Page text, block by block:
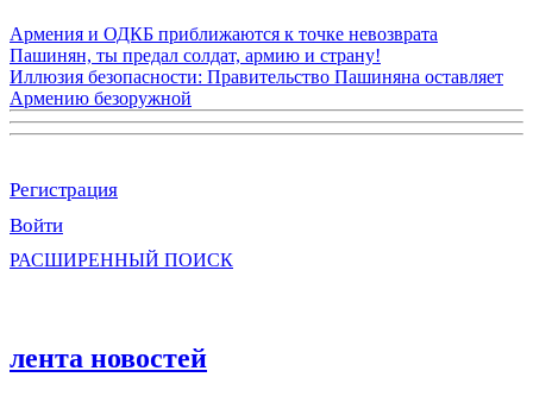
Армения и ОДКБ приближаются к точке невозврата
Пашинян, ты предал солдат, армию и страну!
Иллюзия безопасности: Правительство Пашиняна оставляет
Армению безоружной
Регистрация
Войти
РАСШИРЕННЫЙ ПОИСК
лента новостей